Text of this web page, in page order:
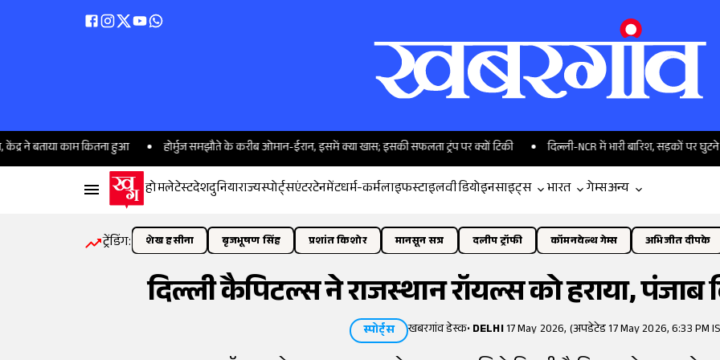
काम कितना हुआ होर्मुज समझौते के करीब ओमान-ईरान, इसमें क्या खास; इसकी सफलता ट्रंप पर क्यों टिकी दिल्ली-NCR में भारी बारिश, सड़कों पर घुटने तक
होमलेटेस्टदेशदुनियाराज्यस्पोर्ट्सएंटरटेनमेंटधर्म-कर्मलाइफस्टाइलवीडियोइनसाइट्स भारत गेम्सअन्य
ट्रेंडिंग: शेख हसीना बृजभूषण सिंह प्रशांत किशोर मानसून सत्र दलीप ट्रॉफी कॉमनवेल्थ गेम्स अभिजीत दीपके
दिल्ली कैपिटल्स ने राजस्थान रॉयल्स को हराया,
स्पोर्ट्स खबरगांव डेस्क•DELHI17 May 2026, (अपडेटेड 17 May 2026, 6:33 PM